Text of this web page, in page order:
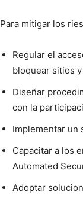
Para mitigar los
Regular el
bloquear sitios
Diseñar
con la
Implementar un
Capacitar a los
Automated
Adoptar